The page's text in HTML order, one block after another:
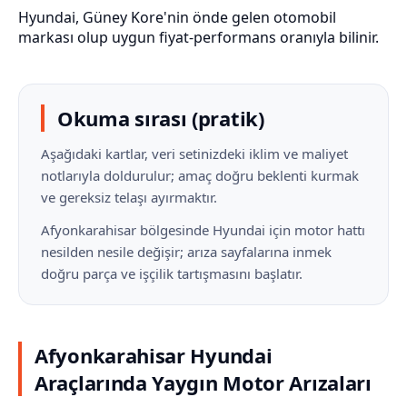
Hyundai, Güney Kore'nin önde gelen otomobil
markası olup uygun fiyat-performans oranıyla bilinir.
Okuma sırası (pratik)
Aşağıdaki kartlar, veri setinizdeki iklim ve maliyet
notlarıyla doldurulur; amaç doğru beklenti kurmak
ve gereksiz telaşı ayırmaktır.
Afyonkarahisar bölgesinde Hyundai için motor hattı
nesilden nesile değişir; arıza sayfalarına inmek
doğru parça ve işçilik tartışmasını başlatır.
Afyonkarahisar Hyundai
Araçlarında Yaygın Motor Arızaları